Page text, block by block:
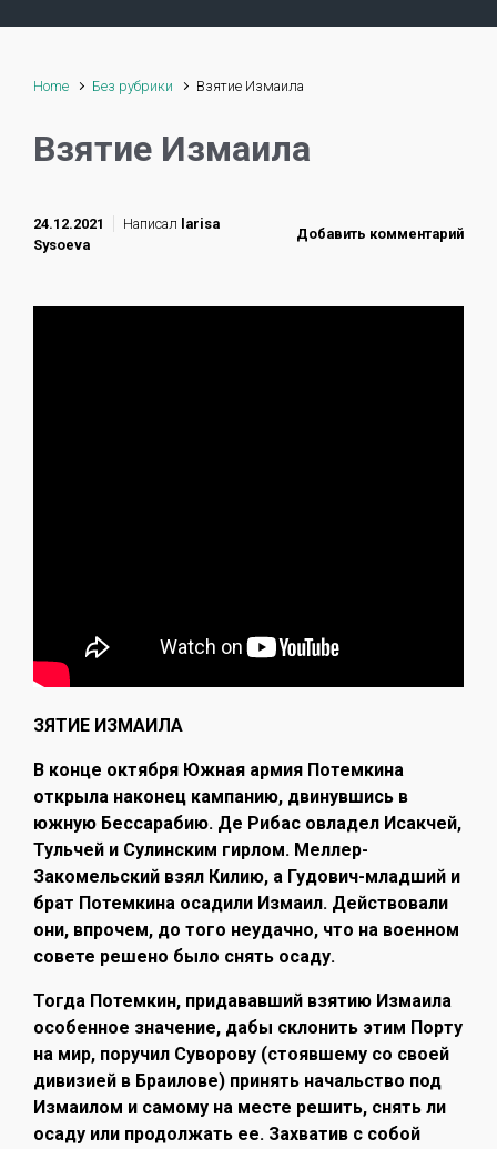
Home Без рубрики Взятие Измаила
Взятие Измаила
24.12.2021 Написал larisa
Sysoeva
Добавить комментарий
ЗЯТИЕ ИЗМАИЛА
В конце октября Южная армия Потемкина
открыла наконец кампанию, двинувшись в
южную Бессарабию. Де Рибас овладел Исакчей,
Тульчей и Сулинским гирлом. Меллер-
Закомельский взял Килию, а Гудович-младший и
брат Потемкина осадили Измаил. Действовали
они, впрочем, до того неудачно, что на военном
совете решено было снять осаду.
Тогда Потемкин, придававший взятию Измаила
особенное значение, дабы склонить этим Порту
на мир, поручил Суворову (стоявшему со своей
дивизией в Браилове) принять начальство под
Измаилом и самому на месте решить, снять ли
осаду или продолжать ее. Захватив с собой